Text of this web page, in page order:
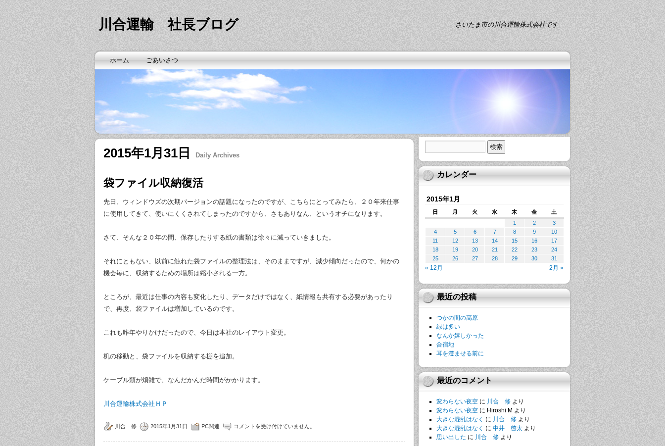
川合運輸 社長ブログ さいたま市の川合運輸株式会社です
ホーム ごあいさつ
2015年1月31日 Daily Archives
袋ファイル収納復活
先日、ウィンドウズの次期バージョンの話題になったのですが、こちらにとってみたら、２０年来仕事
に使用してきて、使いにくくされてしまったのですから、さもありなん、というオチになります。
さて、そんな２０年の間、保存したりする紙の書類は徐々に減っていきました。
それにともない、以前に触れた袋ファイルの整理法は、そのままですが、減少傾向だったので、何かの
機会毎に、収納するための場所は縮小される一方。
ところが、最近は仕事の内容も変化したり、データだけではなく、紙情報も共有する必要があったり
で、再度、袋ファイルは増加しているのです。
これも昨年やりかけだったので、今日は本社のレイアウト変更。
机の移動と、袋ファイルを収納する棚を追加。
ケーブル類が煩雑で、なんだかんだ時間がかかります。
川合運輸株式会社ＨＰ
川合 修 2015年1月31日 PC関連 コメントを受け付けていません。
カレンダー
2015年1月
日 月 火 水 木 金 土
« 12月 2月 »
1 2
3
4
5 6 7 8 9
10
11
12 13 14 15 16
17
18
19 20 21 22 23
24
25
26 27 28 29 30 31
最近の投稿
つかの間の高原
緑は多い
なんか嬉しかった
合宿地
耳を澄ませる前に
最近のコメント
変わらない夜空に 川合 修より
変わらない夜空に Hiroshi M より
大きな混乱はなく に 川合 修より
大きな混乱はなく に 中井 啓太より
思い出した に 川合 修より